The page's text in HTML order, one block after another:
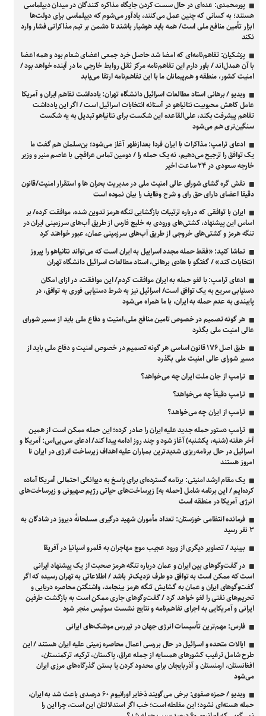
پورمحمدی: عده‌ای در حال سست کردن جایگاه مذاکره کنندگان در میدان دیپلماسی
هستند؛ به کسانی که چنین عمل می‌کنند، یادآور می‌شوم که دیپلماسی برای دولت‌ها
ابزار تأمین منافع ملی است/ همه باید هوشیار باشند تا دشمن بر تیم مذاکراتی فشار وارد
نکند
پزشکیان: تفاهم‌نامه‌ای که امضا شد حاصل خرد جمعی اعضای شعام بود و همه اعضا
با آن همدل‌اند / باور دارم این تفاهم‌نامه مرکز ثقل روابط خارجی ما در آینده خواهد بود /
امنیت کشور، منطقه و هم‌پیمانان ما با این تفاهم‌نامه ارتقا می‌یابد
ویدیو / برهانی استاد مطالعات اسرائیل دانشگاه تهران: یادداشت تفاهم ایران و آمریکا
عامل کاهش محبوبیت نتانیاهو در آستانه انتخابات اسرائیل است / اگر این یادداشت
تفاهم پیشرفت بکند، علی‌القاعده این شکست برای نتانیاهو تبدیل به یه شکست
سنگین‌تری هم می‌شود
ادعای ترامپ: مذاکرات با ایران فردا بعدازظهر آغاز می‌شود؛ بن‌سلمان هم گفت ما
یک توافق را ترجیح می‌دهیم، نه یک حمله را / دومین تماس عراقچی با عاصم منیر و وزیر
خارجه سعودی در ۲۴ ساعت اخیر
نقش گره گشای شورای عالی امنیت ملی در مدیریت بحران ها و استقرار امنیت/قانون
دقیقا اعضای دارای حق رای و شرح وظایف را بیان نموده است
ایران با توافقی که درباره ترتیبات بازگشایی تنگه هرمز تدوین شده، موافقت کرده/ بر
اساس این پیشنهاد، کشتی‌های ورودی به خلیج فارس از طریق آب‌های سرزمینی ایران در
تنگه هرمز و کشتی‌های خروجی از طریق آب‌های سرزمینی عمان، عبور خواهند کرد
تماشا کنید: «فقط حمله مجدد اسراییل به ایران است که می‌تواند نتانیاهو را پیروز
انتخابات کند» / گفتگو با هادی برهانی، استاد مطالعات اسرائیل دانشگاه تهران
ادعای ترامپ: با لغو حمله به ایران موافقت کردم/ این موافقت، در ازای امکان
دستیابی سریع به یک توافق است/ اسرائیل نیز به شرط دستیابی فوری به توافق، در
پایبندی به عدم حمله به ایران، با ما همراه می‌شود
هر گونه تصمیم در خصوص تامین منافع ملی،امنیت و دفاع ملی باید از مسیر شورای
عالی امنیت ملی بگذرد
طبق اصل ۱۷۶ قانون اساسی هر گونه تصمیم در خصوص امنیت و دفاع ملی باید از
مسیر شورای عالی امنیت ملی بگذرد
ترامپ از جان ملت ایران چه می‌خواهد؟
ترامپ دقیقاً چه می‌خواهد؟
ترامپ از ایران چه می‌خواهد؟
ترامپ دستور حمله جدید علیه ایران را صادر کرده؛ این حمله ممکن است از همین
آخر هفته (شنبه، یکشنبه) آغاز شود و چند روز ادامه پیدا کند/ ادعای سی‌بی‌اس: آمریکا و
اسرائیل در حال برنامه‌ریزی شدیدترین بمباران علیه اهداف زیرساخت انرژی در ایران تا
امروز هستند
یک مقام ارشد امنیتی: برنامه گسترده‌ای برای پاسخ به دیوانگی احتمالی آمریکا آماده
کرده‌ایم / این برنامه شامل [حمله به] زیرساخت‌های حیاتی رژیم صهیونی و زیرساخت‌های
انرژی آمریکا در منطقه است
فرمانده انتظامی خوزستان: تعداد مأموران شهید درگیری مسلحانهٔ دیروز در شادگان به
۳ نفر رسید
ببینید / تصاویر دیگری از ورود عجیب موج مهاجران به قلمرو اسپانیا در آفریقا
در گفت‌وگوهای بین ایران و عمان درباره تنگه هرمز صحبت از یک پیشنهاد ایرانی
است که ممکن است به توافق دو طرف نزدیک‌تر باشد / اطلاعاتی به تهران رسیده که اگر
گفت‌وگوهای ایران و عمان به گشایش تنگه هرمز بینجامد، واشنگتن محاصره دریایی و
تحریم‌های نفتی را لغو خواهد کرد / گفت‌وگوهای جاری ممکن است به بازگشت طرفین
ایرانی و آمریکایی به اجرای تفاهم‌نامه و نتایج نشست سوئیس منجر شود
فارس: مهم‌ترین تأسیسات انرژی جهان در تیررس موشک‌های ایرانی
ایالات متحده و اسرائیل در حال بررسی اعمال محاصره زمینی علیه ایران هستند / این
طرح شامل ترغیب کشور‌های همسایه از جمله عراق، پاکستان، ترکیه، ترکمنستان،
افغانستان، ارمنستان و آذربایجان برای محدود کردن یا بستن گذرگاه‌های مرزی ایران
می‌شود
ویدیو / حمزه صفوی: برخی می‌گویند ذخایر اورانیوم ۶۰ درصدی باعث شد به ایران،
حمله هسته‌ای نشود؛ این مغلطه است؛ خب اگر استدلالتان این است، چرا این را